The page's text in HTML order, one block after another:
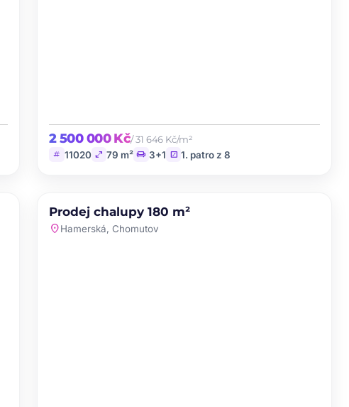
2 500 000 Kč/ 31 646 Kč/m²
tag 11020 open_in_full 79 m² chair 3+1 stairs 1. patro z 8
PRODEJ NOVINKA
Prodej chalupy 180 m²
location_onHamerská, Chomutov